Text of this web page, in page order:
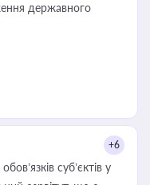
державного
+6
суб’єктів у